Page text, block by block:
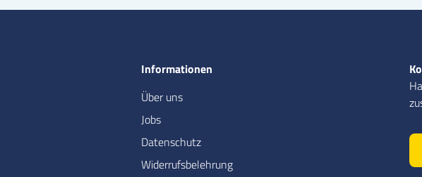
Informationen
Über uns
Jobs
Datenschutz
Widerrufsbelehrung